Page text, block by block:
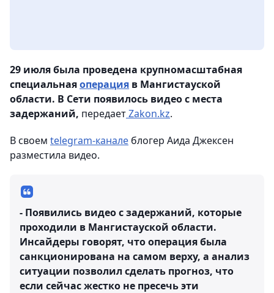
29 июля была проведена крупномасштабная
специальнаяоперация в Мангистауской
области. В Сети появилось видео с места
задержаний, передаетZakon.kz.
В своем telegram-канале блогер Аида Джексен
разместила видео.
- Появились видео с задержаний, которые
проходили в Мангистауской области.
Инсайдеры говорят, что операция была
санкционирована на самом верху, а анализ
ситуации позволил сделать прогноз, что
если сейчас жестко не пресечь эти